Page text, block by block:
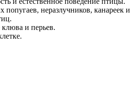
попугаев, неразлучников, канареек и
и перьев.